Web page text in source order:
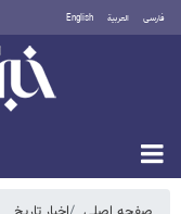
فارسی العربية English
پنجشنبه ۱۵ مرداد